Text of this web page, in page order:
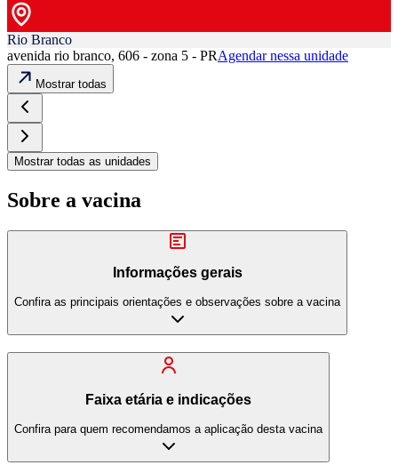
Rio Branco
avenida rio branco, 606 - zona 5 - PRAgendar nessa unidade
Mostrar todas
Mostrar todas as unidades
Sobre a vacina
Informações gerais
Confira as principais orientações e observações sobre a vacina
Faixa etária e indicações
Confira para quem recomendamos a aplicação desta vacina